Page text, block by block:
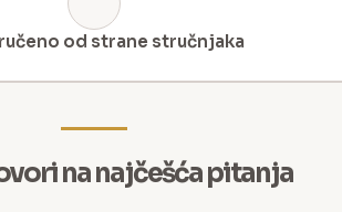
od strane stručnjaka
na najčešća pitanja